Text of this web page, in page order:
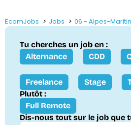
EcomJobs Jobs 06 - Alpes-
Tu cherches un job en :
Alternance
CDD
Freelance Stage
Plutôt :
Full Remote
Dis-nous tout sur le job que